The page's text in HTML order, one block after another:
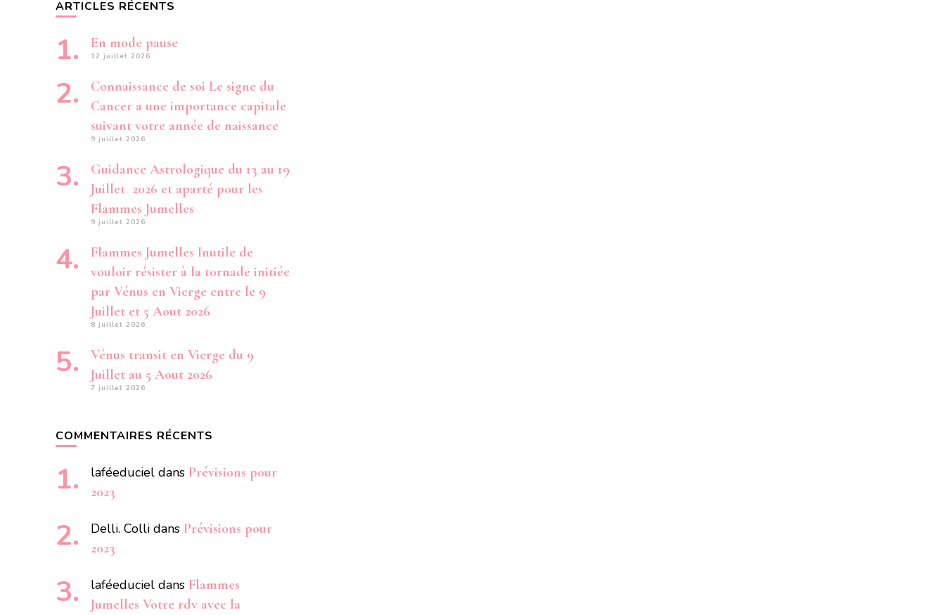
ARTICLES RÉCENTS
En mode pause
12 juillet 2026
Connaissance de soi Le signe du
Cancer a une importance capitale
suivant votre année de naissance
9 juillet 2026
Guidance Astrologique du 13 au 19
Juillet 2026 et aparté pour les
Flammes Jumelles
9 juillet 2026
Flammes Jumelles Inutile de
vouloir résister à la tornade initiée
par Vénus en Vierge entre le 9
Juillet et 5 Aout 2026
8 juillet 2026
Vénus transit en Vierge du 9
Juillet au 5 Aout 2026
7 juillet 2026
COMMENTAIRES RÉCENTS
laféeduciel dans Prévisions pour
2023
Delli. Colli dans Prévisions pour
2023
laféeduciel dans Flammes
Jumelles Votre rdv avec la